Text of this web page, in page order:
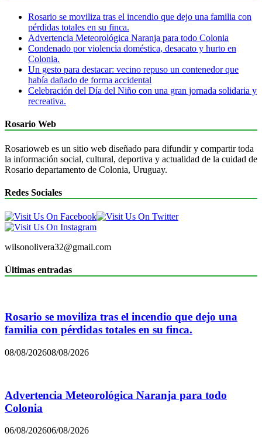
Rosario se moviliza tras el incendio que dejo una familia con
pérdidas totales en su finca.
Advertencia Meteorológica Naranja para todo Colonia
Condenado por violencia doméstica, desacato y hurto en
Colonia.
Un gesto para destacar: vecino repuso un contenedor que
había dañado de forma accidental
Celebración del Día del Niño con una gran jornada solidaria y
recreativa.
Rosario Web
Rosarioweb es un sitio web diseñado para difundir y compartir toda
la información social, cultural, deportiva y actualidad de la cuidad de
Rosario departamento de Colonia, Uruguay.
Redes Sociales
wilsonolivera32@gmail.com
Últimas entradas
Rosario se moviliza tras el incendio que dejo una
familia con pérdidas totales en su finca.
08/08/202608/08/2026
Advertencia Meteorológica Naranja para todo
Colonia
06/08/202606/08/2026